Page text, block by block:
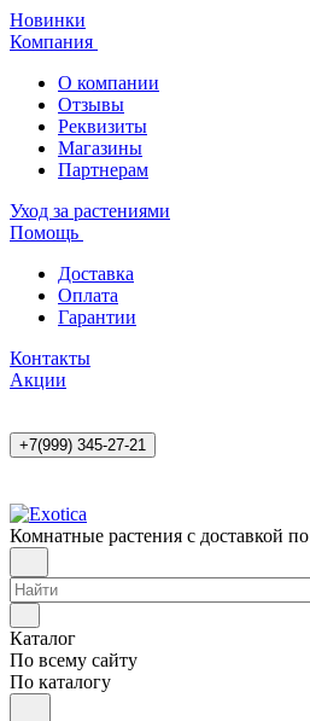
Новинки
Компания
О компании
Отзывы
Реквизиты
Магазины
Партнерам
Уход за растениями
Помощь
Доставка
Оплата
Гарантии
Контакты
Акции
+7(999) 345-27-21
Комнатные растения с доставкой
Каталог
По всему сайту
По каталогу